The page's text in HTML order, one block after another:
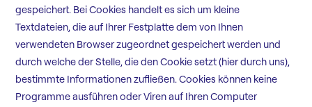
gespeichert. Bei Cookies handelt es sich um kleine
Textdateien, die auf Ihrer Festplatte dem von Ihnen
verwendeten Browser zugeordnet gespeichert werden und
durch welche der Stelle, die den Cookie setzt (hier durch uns),
bestimmte Informationen zufließen. Cookies können keine
Programme ausführen oder Viren auf Ihren Computer